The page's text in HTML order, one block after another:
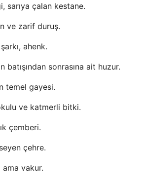
sarıya çalan kestane.
ve zarif duruş.
ahenk.
batışından sonrasına ait huzur.
temel gayesi.
ve katmerli bitki.
çemberi.
çehre.
ama vakur.